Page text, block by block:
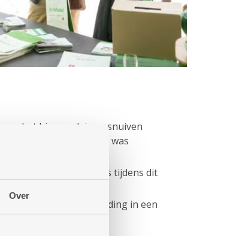
Over
op het binnenplein opsnuiven
Voor het jonge volkje was
250 bezoekers langs tijdens dit
kregen een rondleiding in een